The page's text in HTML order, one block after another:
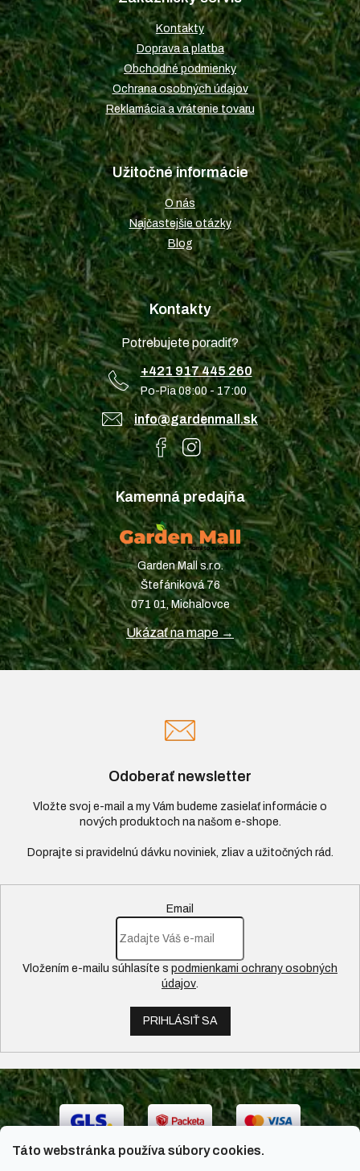
Táto webstránka používa súbory cookies.
t
i
e
Kontakty
Doprava a platba
Obchodné podmienky
Ochrana osobných údajov
Reklamácia a vrátenie tovaru
Užitočné informácie
O nás
Najčastejšie otázky
Blog
Kontakty
Potrebujete poradiť?
+421 917 445 260
Po-Pia 08:00 - 17:00
info@gardenmall.sk
Kamenná predajňa
Garden Mall s.r.o.
Štefániková 76
071 01, Michalovce
Ukázať na mape →
Odoberať newsletter
Vložte svoj e-mail a my Vám budeme zasielať informácie o
nových produktoch na našom e-shope.
Email
Vložením e-mailu súhlasíte s podmienkami ochrany osobných
údajov.
PRIHLÁSIŤ SA